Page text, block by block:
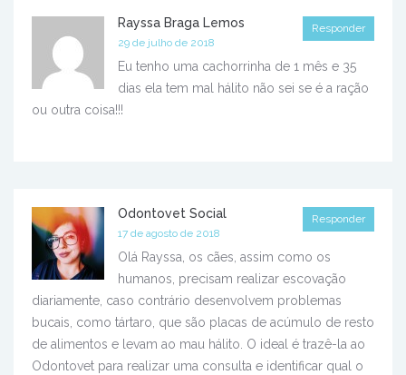
Responder
Rayssa Braga Lemos
29 de julho de 2018
Eu tenho uma cachorrinha de 1 mês e 35
dias ela tem mal hálito não sei se é a ração
ou outra coisa!!!
Responder
Odontovet Social
17 de agosto de 2018
Olá Rayssa, os cães, assim como os
humanos, precisam realizar escovação
diariamente, caso contrário desenvolvem problemas
bucais, como tártaro, que são placas de acúmulo de resto
de alimentos e levam ao mau hálito. O ideal é trazê-la ao
Odontovet para realizar uma consulta e identificar qual o